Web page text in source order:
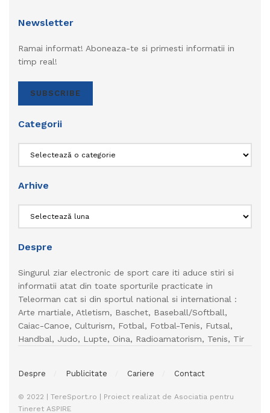
Newsletter
Ramai informat! Aboneaza-te si primesti informatii in
timp real!
SUBSCRIBE
Categorii
Arhive
Despre
Singurul ziar electronic de sport care iti aduce stiri si
informatii atat din toate sporturile practicate in
Teleorman cat si din sportul national si international :
Arte martiale, Atletism, Baschet, Baseball/Softball,
Caiac-Canoe, Culturism, Fotbal, Fotbal-Tenis, Futsal,
Handbal, Judo, Lupte, Oina, Radioamatorism, Tenis, Tir
Despre Publicitate Cariere Contact
© 2022 | TereSport.ro | Proiect realizat de Asociatia pentru
Tineret ASPIRE